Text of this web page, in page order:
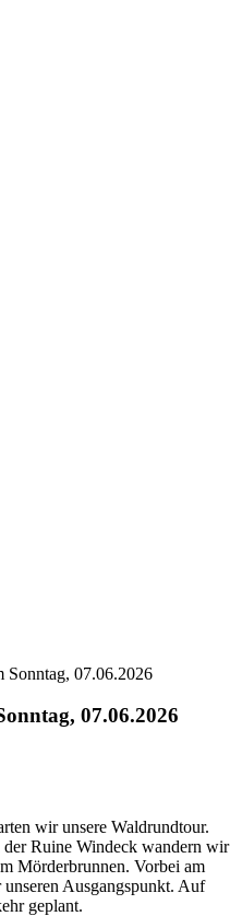
Sonntag, 07.06.2026
07.06.2026
wir unsere Waldrundtour.
Ruine Windeck wandern wir
Mörderbrunnen. Vorbei am
Ausgangspunkt. Auf
geplant.